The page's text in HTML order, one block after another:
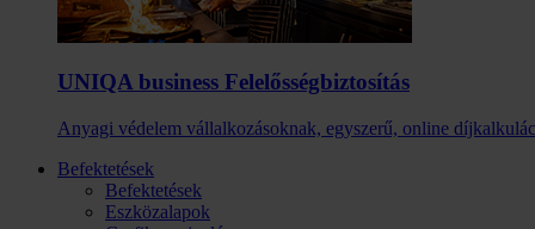
UNIQA business Felelősség­biztosítás
Anyagi védelem vállalkozásoknak, egyszerű, online
Befektetések
Befektetések
Eszközalapok